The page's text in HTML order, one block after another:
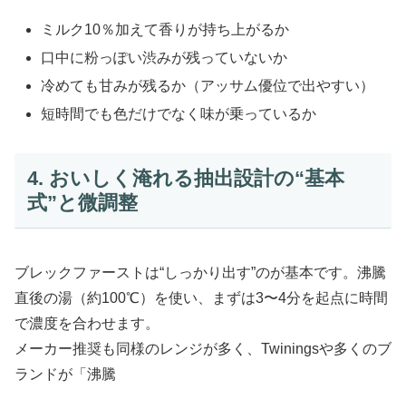
ミルク10％加えて香りが持ち上がるか
口中に粉っぽい渋みが残っていないか
冷めても甘みが残るか（アッサム優位で出やすい）
短時間でも色だけでなく味が乗っているか
4. おいしく淹れる抽出設計の“基本
式”と微調整
ブレックファーストは“しっかり出す”のが基本です。沸騰
直後の湯（約100℃）を使い、まずは3〜4分を起点に時間
で濃度を合わせます。
メーカー推奨も同様のレンジが多く、Twiningsや多くのブ
ランドが「沸騰